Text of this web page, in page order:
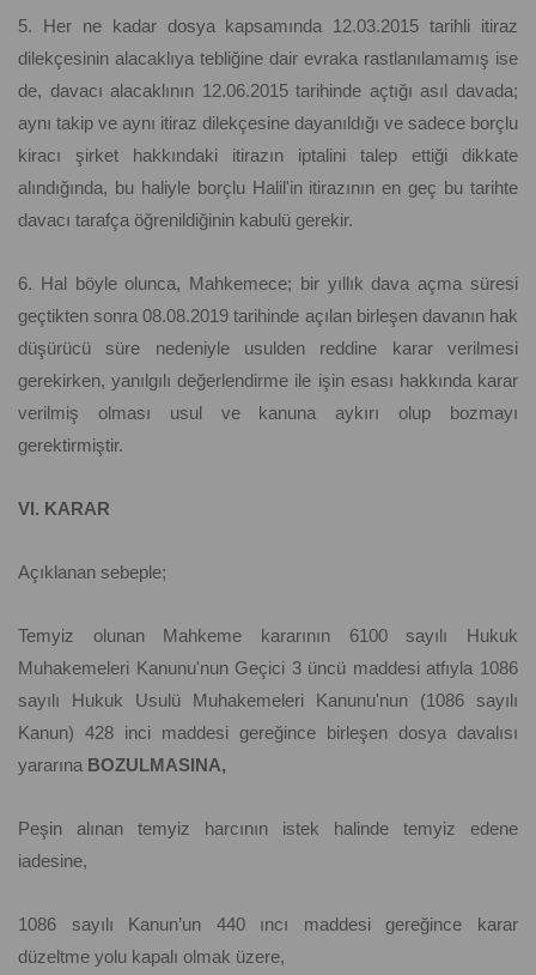
5. Her ne kadar dosya kapsamında 12.03.2015 tarihli itiraz
dilekçesinin alacaklıya tebliğine dair evraka rastlanılamamış ise
de, davacı alacaklının 12.06.2015 tarihinde açtığı asıl davada;
aynı takip ve aynı itiraz dilekçesine dayanıldığı ve sadece borçlu
kiracı şirket hakkındaki itirazın iptalini talep ettiği dikkate
alındığında, bu haliyle borçlu Halil'in itirazının en geç bu tarihte
davacı tarafça öğrenildiğinin kabulü gerekir.
6. Hal böyle olunca, Mahkemece; bir yıllık dava açma süresi
geçtikten sonra 08.08.2019 tarihinde açılan birleşen davanın hak
düşürücü süre nedeniyle usulden reddine karar verilmesi
gerekirken, yanılgılı değerlendirme ile işin esası hakkında karar
verilmiş olması usul ve kanuna aykırı olup bozmayı
gerektirmiştir.
VI. KARAR
Açıklanan sebeple;
Temyiz olunan Mahkeme kararının 6100 sayılı Hukuk
Muhakemeleri Kanunu'nun Geçici 3 üncü maddesi atfıyla 1086
sayılı Hukuk Usulü Muhakemeleri Kanunu'nun (1086 sayılı
Kanun) 428 inci maddesi gereğince birleşen dosya davalısı
yararına BOZULMASINA,
Peşin alınan temyiz harcının istek halinde temyiz edene
iadesine,
1086 sayılı Kanun’un 440 ıncı maddesi gereğince karar
düzeltme yolu kapalı olmak üzere,